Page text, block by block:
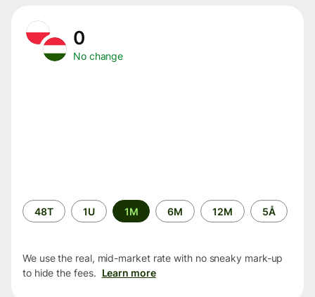
0
No change
Time
period
48T 1U 1M 6M 12M 5Å
We use the real, mid-market rate with no sneaky mark-up
to hide the fees. Learn more